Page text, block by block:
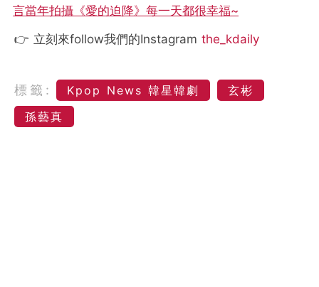
言當年拍攝《愛的迫降》每一天都很幸福~
👉 立刻來follow我們的Instagram the_kdaily
標籤: Kpop News 韓星韓劇
玄彬
孫藝真